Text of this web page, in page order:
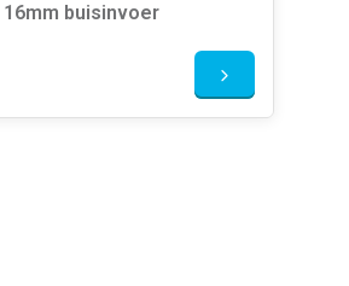
buisinvoer